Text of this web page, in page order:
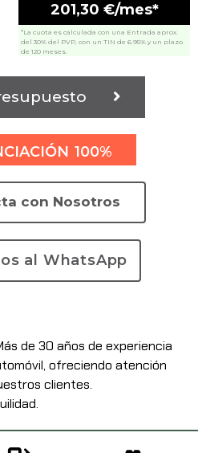
201,30 €/mes*
*La cuota es calculada con una Entrada aprox.
del 30% del PVP, con un TIN de 6.95% y un plazo
de 120 meses.
100%
con Nosotros
al WhatsApp
de 30 años de experiencia
ofreciendo atención
clientes.